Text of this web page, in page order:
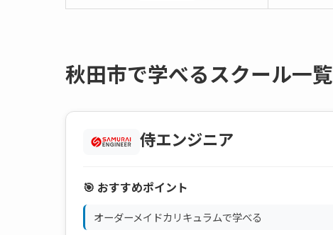
秋田市で学べるスクール一覧
侍エンジニア
🎯 おすすめポイント
オーダーメイドカリキュラムで学べる